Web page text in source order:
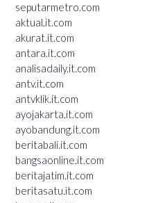
seputarmetro.com
aktual.it.com
akurat.it.com
antara.it.com
analisadaily.it.com
antv.it.com
antvklik.it.com
ayojakarta.it.com
ayobandung.it.com
beritabali.it.com
bangsaonline.it.com
beritajatim.it.com
beritasatu.it.com